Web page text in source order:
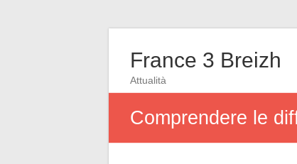
France 3 Breizh
Attualità
Comprendere le